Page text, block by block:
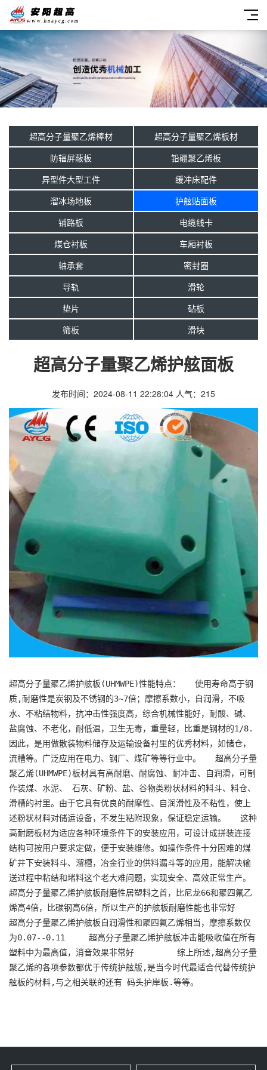
超高分子量聚乙烯棒材
超高分子量聚乙烯板材
防辐屏蔽板
铅硼聚乙烯板
异型件大型工件
缓冲床配件
溜冰场地板
护舷贴面板
铺路板
电缆线卡
煤仓衬板
车厢衬板
轴承套
密封圈
导轨
滑轮
垫片
砧板
筛板
滑块
超高分子量聚乙烯护舷面板
发布时间：2024-08-11 22:28:04 人气： 215
超高分子量聚乙烯护舷板(UHMWPE)性能特点：   使用寿命高于钢
质,耐磨性是炭钢及不锈钢的3~7倍；摩擦系数小，自润滑，不吸
水、不粘结物料，抗冲击性强度高，综合机械性能好，耐酸、碱、
盐腐蚀、不老化，耐低温，卫生无毒，重量轻，比重是钢材的1/8.
因此，是用做散装物料储存及运输设备衬里的优秀材料，如储仓，
流槽等。广泛应用在电力、钢厂、煤矿等等行业中。   超高分子量
聚乙烯(UHMWPE)板材具有高耐磨、耐腐蚀、耐冲击、自润滑，可制
作装煤、水泥、 石灰、矿粉、盐、谷物类粉状材料的料斗、料仓、
滑槽的衬里。由于它具有优良的耐摩性、自润滑性及不粘性，使上
述粉状材料对储运设备，不发生粘附现象，保证稳定运输。   这种
高耐磨板材为适应各种环境条件下的安装应用，可设计成拼装连接
结构可按用户要求定做，便于安装维修。如操作条件十分困难的煤
矿井下安装料斗、溜槽，冶金行业的供料漏斗等的应用，能解决输
送过程中粘结和堵料这个老大难问题，实现安全、高效正常生产。
超高分子量聚乙烯护舷板耐磨性居塑料之首，比尼龙66和聚四氟乙
烯高4倍，比碳钢高6倍，所以生产的护舷板耐磨性能也非常好
超高分子量聚乙烯护舷板自润滑性和聚四氟乙烯相当，摩擦系数仅
为0.07--0.11     超高分子量聚乙烯护舷板冲击能吸收值在所有
塑料中为最高值，消音效果非常好         综上所述,超高分子量
聚乙烯的各项参数都优于传统护舷版,是当今时代最适合代替传统护
舷板的材料,与之相关联的还有 码头护岸板.等等。